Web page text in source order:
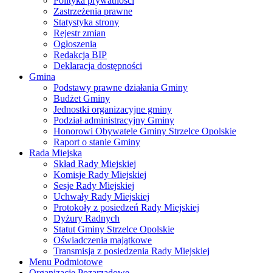
Zastrzeżenia prawne
Statystyka strony
Rejestr zmian
Ogłoszenia
Redakcja BIP
Deklaracja dostępności
Gmina
Podstawy prawne działania Gminy
Budżet Gminy
Jednostki organizacyjne gminy
Podział administracyjny Gminy
Honorowi Obywatele Gminy Strzelce Opolskie
Raport o stanie Gminy
Rada Miejska
Skład Rady Miejskiej
Komisje Rady Miejskiej
Sesje Rady Miejskiej
Uchwały Rady Miejskiej
Protokoły z posiedzeń Rady Miejskiej
Dyżury Radnych
Statut Gminy Strzelce Opolskie
Oświadczenia majątkowe
Transmisja z posiedzenia Rady Miejskiej
Menu Podmiotowe